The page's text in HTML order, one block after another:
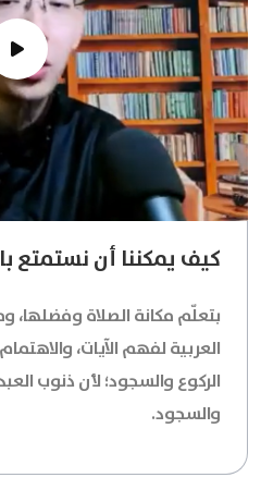
كيف يمكننا أن نستمتع
بتعلّم مكانة الصلاة
العربية لفهم الآيات،
الركوع والسجود؛ لأن ذنوب
والسجود.